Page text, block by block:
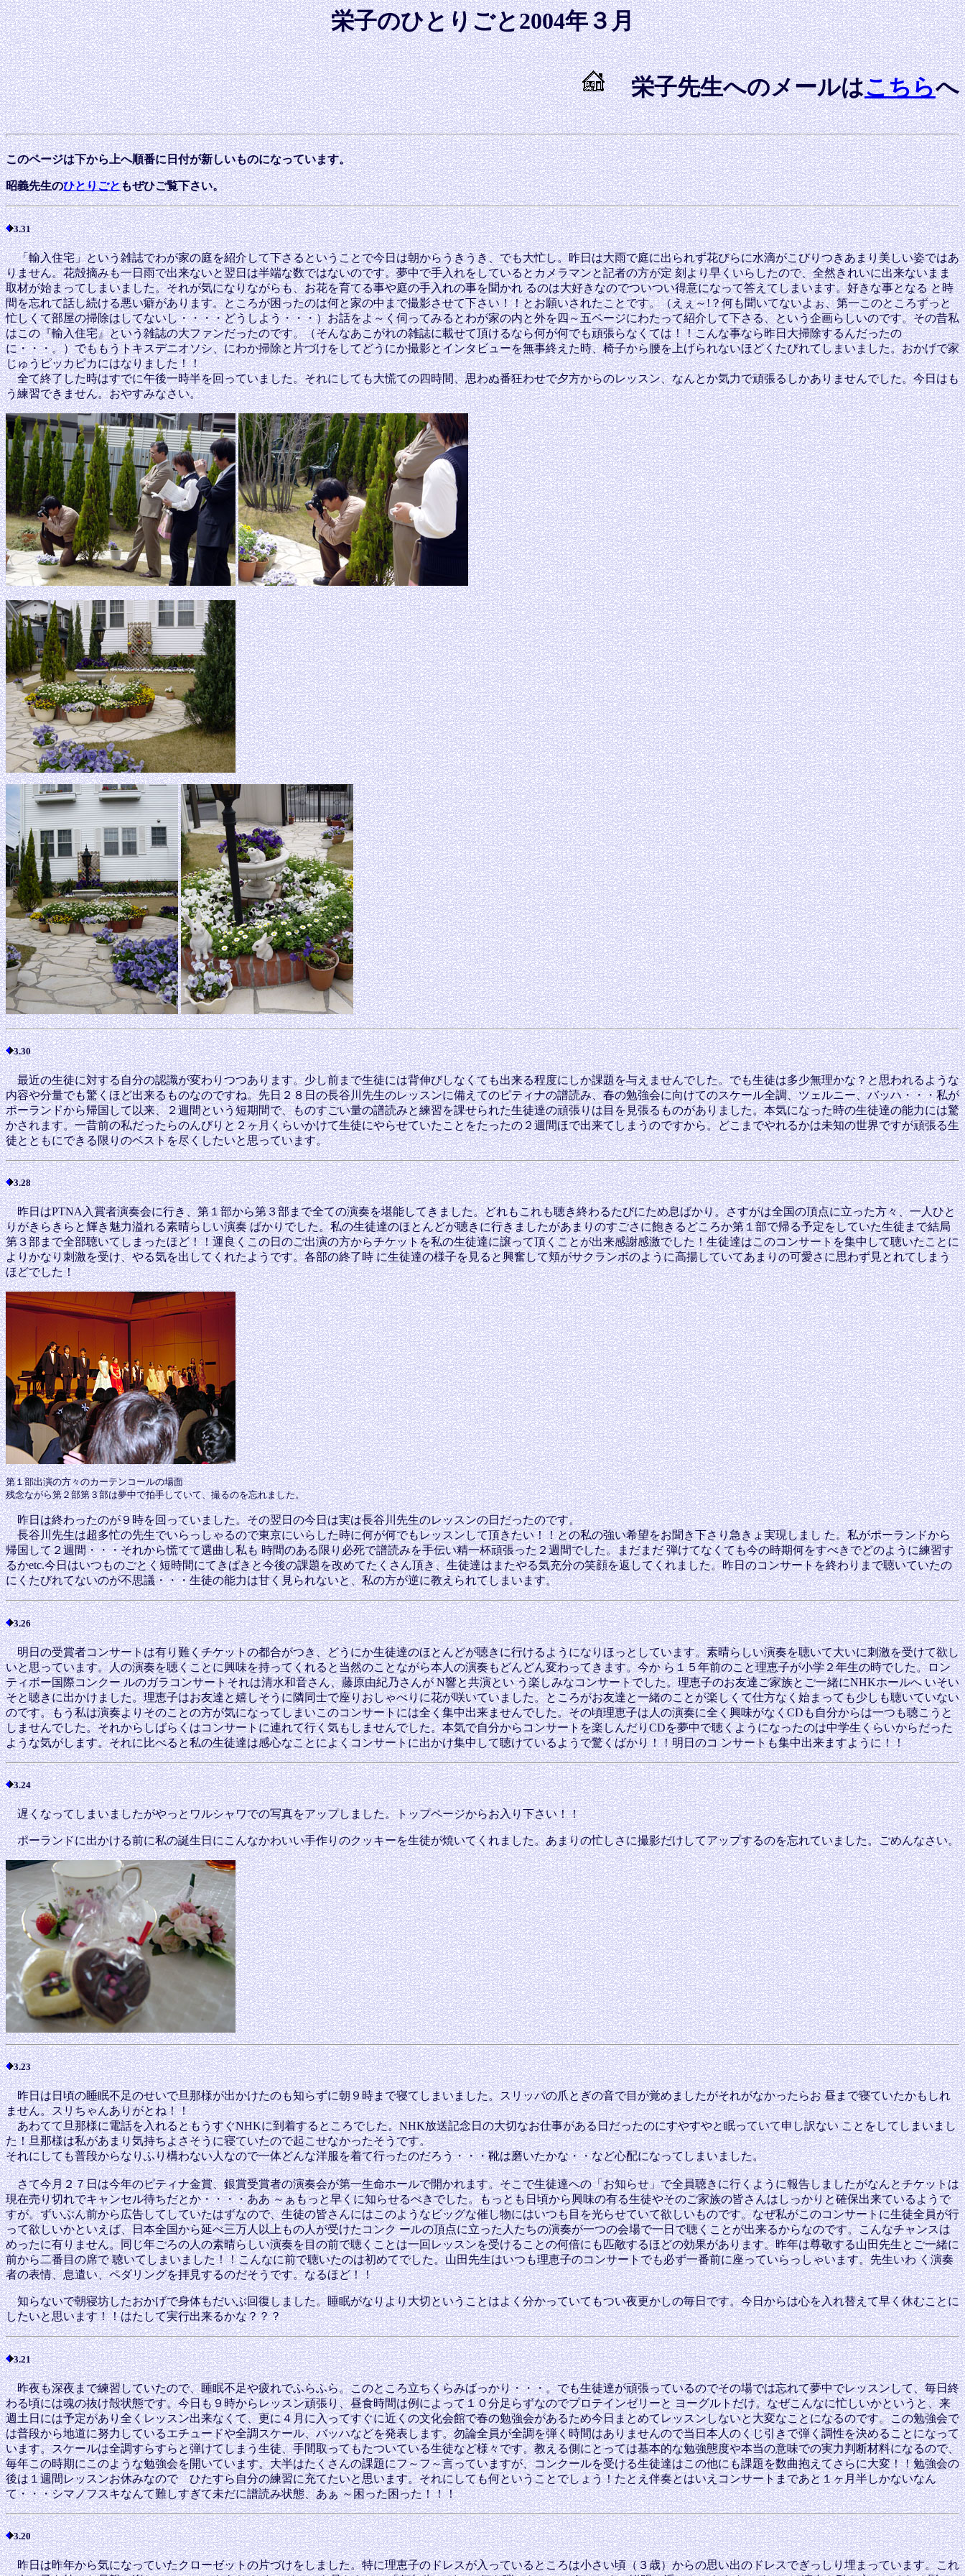
栄子のひとりごと2004年３月
栄子先生へのメールはこちらへ
このページは下から上へ順番に日付が新しいものになっています。
昭義先生のひとりごともぜひご覧下さい。
3.31
「輸入住宅」という雑誌でわが家の庭を紹介して下さるということで今日は朝からうきうき、でも大忙し。昨日は大雨で庭に出られず花びらに水滴がこびりつきあまり美しい姿ではあ
りません。花殻摘みも一日雨で出来ないと翌日は半端な数ではないのです。夢中で手入れをしているとカメラマンと記者の方が定 刻より早くいらしたので、全然きれいに出来ないまま
取材が始まってしまいました。それが気になりながらも、お花を育てる事や庭の手入れの事を聞かれ るのは大好きなのでついつい得意になって答えてしまいます。好きな事となる と時
間を忘れて話し続ける悪い癖があります。ところが困ったのは何と家の中まで撮影させて下さい！！とお願いされたことです。（えぇ～!？何も聞いてないよぉ、第一このところずっと
忙しくて部屋の掃除はしてないし・・・・どうしよう・・・）お話をよ～く伺ってみるとわが家の内と外を四～五ページにわたって紹介して下さる、という企画らしいのです。その昔私
はこの『輸入住宅』という雑誌の大ファンだったのです。（そんなあこがれの雑誌に載せて頂けるなら何が何でも頑張らなくては！！こんな事なら昨日大掃除するんだったの
に・・・。）でももうトキスデニオソシ、にわか掃除と片づけをしてどうにか撮影とインタビューを無事終えた時、椅子から腰を上げられないほどくたびれてしまいました。おかげで家
じゅうピッカピカにはなりました！！
全て終了した時はすでに午後一時半を回っていました。それにしても大慌ての四時間、思わぬ番狂わせで夕方からのレッスン、なんとか気力で頑張るしかありませんでした。今日はも
う練習できません。おやすみなさい。
3.30
最近の生徒に対する自分の認識が変わりつつあります。少し前まで生徒には背伸びしなくても出来る程度にしか課題を与えませんでした。でも生徒は多少無理かな？と思われるような
内容や分量でも驚くほど出来るものなのですね。先日２８日の長谷川先生のレッスンに備えてのピティナの譜読み、春の勉強会に向けてのスケール全調、ツェルニー、バッハ・・・私が
ポーランドから帰国して以来、２週間という短期間で、ものすごい量の譜読みと練習を課せられた生徒達の頑張りは目を見張るものがありました。本気になった時の生徒達の能力には驚
かされます。一昔前の私だったらのんびりと２ヶ月くらいかけて生徒にやらせていたことをたったの２週間ほで出来てしまうのですから。どこまでやれるかは未知の世界ですが頑張る生
徒とともにできる限りのベストを尽くしたいと思っています。
3.28
昨日はPTNA入賞者演奏会に行き、第１部から第３部まで全ての演奏を堪能してきました。どれもこれも聴き終わるたびにため息ばかり。さすがは全国の頂点に立った方々、一人ひと
りがきらきらと輝き魅力溢れる素晴らしい演奏 ばかりでした。私の生徒達のほとんどが聴きに行きましたがあまりのすごさに飽きるどころか第１部で帰る予定をしていた生徒まで結局
第３部まで全部聴いてしまったほど！！運良くこの日のご出演の方からチケットを私の生徒達に譲って頂くことが出来感謝感激でした！生徒達はこのコンサートを集中して聴いたことに
よりかなり刺激を受け、やる気を出してくれたようです。各部の終了時 に生徒達の様子を見ると興奮して頬がサクランボのように高揚していてあまりの可愛さに思わず見とれてしまう
ほどでした！
第１部出演の方々のカーテンコールの場面
残念ながら第２部第３部は夢中で拍手していて、撮るのを忘れました。
昨日は終わったのが９時を回っていました。その翌日の今日は実は長谷川先生のレッスンの日だったのです。
長谷川先生は超多忙の先生でいらっしゃるので東京にいらした時に何が何でもレッスンして頂きたい！！との私の強い希望をお聞き下さり急きょ実現しまし た。私がポーランドから
帰国して２週間・・・それから慌てて選曲し私も 時間のある限り必死で譜読みを手伝い精一杯頑張った２週間でした。まだまだ 弾けてなくても今の時期何をすべきでどのように練習す
るかetc.今日はいつものごとく短時間にてきぱきと今後の課題を改めてたくさん頂き、生徒達はまたやる気充分の笑顔を返してくれました。昨日のコンサートを終わりまで聴いていたの
にくたびれてないのが不思議・・・生徒の能力は甘く見られないと、私の方が逆に教えられてしまいます。
3.26
明日の受賞者コンサートは有り難くチケットの都合がつき、どうにか生徒達のほとんどが聴きに行けるようになりほっとしています。素晴らしい演奏を聴いて大いに刺激を受けて欲し
いと思っています。人の演奏を聴くことに興味を持ってくれると当然のことながら本人の演奏もどんどん変わってきます。今か ら１５年前のこと理恵子が小学２年生の時でした。ロン
ティボー国際コンクー ルのガラコンサートそれは清水和音さん、藤原由紀乃さんが N響と共演とい う楽しみなコンサートでした。理恵子のお友達ご家族とご一緒にNHKホールへ いそい
そと聴きに出かけました。理恵子はお友達と嬉しそうに隣同士で座りおしゃべりに花が咲いていました。ところがお友達と一緒のことが楽しくて仕方なく始まっても少しも聴いていない
のです。もう私は演奏よりそのことの方が気になってしまいこのコンサートには全く集中出来ませんでした。その頃理恵子は人の演奏に全く興味がなくCDも自分からは一つも聴こうと
しませんでした。それからしばらくはコンサートに連れて行く気もしませんでした。本気で自分からコンサートを楽しんだりCDを夢中で聴くようになったのは中学生くらいからだった
ような気がします。それに比べると私の生徒達は感心なことによくコンサートに出かけ集中して聴けているようで驚くばかり！！明日のコ ンサートも集中出来ますように！！
3.24
遅くなってしまいましたがやっとワルシャワでの写真をアップしました。トップページからお入り下さい！！
ポーランドに出かける前に私の誕生日にこんなかわいい手作りのクッキーを生徒が焼いてくれました。あまりの忙しさに撮影だけしてアップするのを忘れていました。ごめんなさい。
3.23
昨日は日頃の睡眠不足のせいで旦那様が出かけたのも知らずに朝９時まで寝てしまいました。スリッパの爪とぎの音で目が覚めましたがそれがなかったらお 昼まで寝ていたかもしれ
ません。スリちゃんありがとね！！
あわてて旦那様に電話を入れるともうすぐNHKに到着するところでした。NHK放送記念日の大切なお仕事がある日だったのにすやすやと眠っていて申し訳ない ことをしてしまいまし
た！旦那様は私があまり気持ちよさそうに寝ていたので起こせなかったそうです。
それにしても普段からなりふり構わない人なので一体どんな洋服を着て行ったのだろう・・・靴は磨いたかな・・など心配になってしまいました。
さて今月２７日は今年のピティナ金賞、銀賞受賞者の演奏会が第一生命ホールで開かれます。そこで生徒達への「お知らせ」で全員聴きに行くように報告しましたがなんとチケットは
現在売り切れでキャンセル待ちだとか・・・・ああ ～ぁもっと早くに知らせるべきでした。もっとも日頃から興味の有る生徒やそのご家族の皆さんはしっかりと確保出来ているようで
すが。ずいぶん前から広告してしていたはずなので、生徒の皆さんにはこのようなビッグな催し物にはいつも目を光らせていて欲しいものです。なぜ私がこのコンサートに生徒全員が行
って欲しいかといえば、日本全国から延べ三万人以上もの人が受けたコンク ールの頂点に立った人たちの演奏が一つの会場で一日で聴くことが出来るからなのです。こんなチャンスは
めったに有りません。同じ年ごろの人の素晴らしい演奏を目の前で聴くことは一回レッスンを受けることの何倍にも匹敵するほどの効果があります。昨年は尊敬する山田先生とご一緒に
前から二番目の席で 聴いてしまいました！！こんなに前で聴いたのは初めてでした。山田先生はいつも理恵子のコンサートでも必ず一番前に座っていらっしゃいます。先生いわ く演奏
者の表情、息遣い、ペダリングを拝見するのだそうです。なるほど！！
知らないで朝寝坊したおかげで身体もだいぶ回復しました。睡眠がなりより大切ということはよく分かっていてもつい夜更かしの毎日です。今日からは心を入れ替えて早く休むことに
したいと思います！！はたして実行出来るかな？？？
3.21
昨夜も深夜まで練習していたので、睡眠不足や疲れでふらふら。このところ立ちくらみばっかり・・・。でも生徒達が頑張っているのでその場では忘れて夢中でレッスンして、毎日終
わる頃には魂の抜け殻状態です。今日も９時からレッスン頑張り、昼食時間は例によって１０分足らずなのでプロテインゼリーと ヨーグルトだけ。なぜこんなに忙しいかというと、来
週土日には予定があり全くレッスン出来なくて、更に４月に入ってすぐに近くの文化会館で春の勉強会があるため今日まとめてレッスンしないと大変なことになるのです。この勉強会で
は普段から地道に努力しているエチュードや全調スケール、バッハなどを発表します。勿論全員が全調を弾く時間はありませんので当日本人のくじ引きで弾く調性を決めることになって
います。スケールは全調すらすらと弾けてしまう生徒、手間取ってもたついている生徒など様々です。教える側にとっては基本的な勉強態度や本当の意味での実力判断材料になるので、
毎年この時期にこのような勉強会を開いています。大半はたくさんの課題にフ～フ～言っていますが、コンクールを受ける生徒達はこの他にも課題を数曲抱えてさらに大変！！勉強会の
後は１週間レッスンお休みなので ひたすら自分の練習に充てたいと思います。それにしても何ということでしょう！たとえ伴奏とはいえコンサートまであと１ヶ月半しかないなん
て・・・シマノフスキなんて難しすぎて未だに譜読み状態、あぁ ～困った困った！！！
3.20
昨日は昨年から気になっていたクローゼットの片づけをしました。特に理恵子のドレスが入っているところは小さい頃（３歳）からの思い出のドレスでぎっしり埋まっています。これ